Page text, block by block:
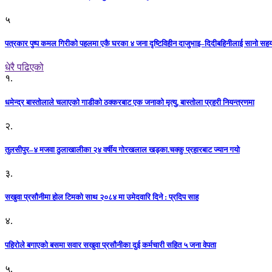
५
पत्रकार पुष्प कमल गिरीको पहलमा एकै घरका ४ जना दृष्टिविहीन दाजुभाइ–दिदीबहिनीलाई सानो
धेरै पढिएको
१.
धमेन्द्र बास्तोलाले चलाएको गाडीको ठक्करबाट एक जनाको मृत्यु, बास्तोला प्रहरी नियन्त्रणमा
२.
तुलसीपुर–४ मजवा ठुलाखालीका २४ वर्षीय गोरखलाल खड्का.चक्कु प्रहारबाट ज्यान गयो
३.
सखुवा प्रसौनीमा होल टिमको साथ २०८४ मा उमेदवारि दिने : प्रदिप साह
४.
पहिराेले बगाएकाे बसमा सवार सखुवा प्रसाैनीका दुई कर्मचारी सहित ५ जना वेपता
५.